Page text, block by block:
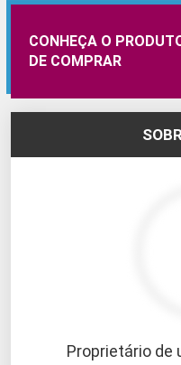
CONHEÇA O
DE COMPRAR
Proprietário de